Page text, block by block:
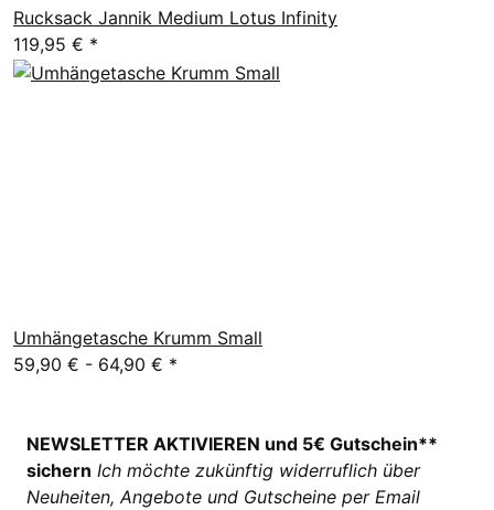
Rucksack Jannik Medium Lotus Infinity
119,95 € *
Umhängetasche Krumm Small
59,90 € - 64,90 € *
NEWSLETTER AKTIVIEREN und 5€ Gutschein**
sichern Ich möchte zukünftig widerruflich über
Neuheiten, Angebote und Gutscheine per Email